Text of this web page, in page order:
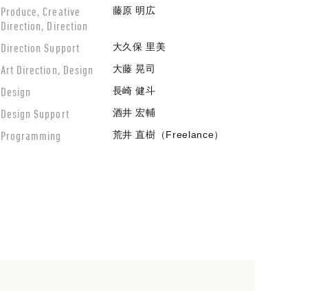
Produce, Creative
Direction, Direction
藤原 明広
Direction Support 大久保 里美
Art Direction, Design 大藤 晃司
Design 長崎 健斗
Design Support 酒井 宏輔
Programming 荒井 直樹（Freelance）